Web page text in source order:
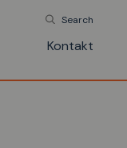
Search
Kontakt